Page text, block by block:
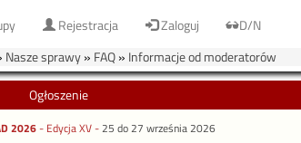
Rejestracja Zaloguj
D/N
Nasze sprawy» FAQ» Informacje od moderatorów
Ogłoszenie
2026- Edycja XV -25 do 27 września 2026